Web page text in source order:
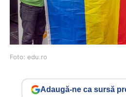
Foto: edu.ro
Adaugă-ne ca sursă